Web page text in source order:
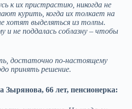
к их пристрастию, никогда не
курить, когда их толкает на
хотят выделяться из толпы.
и не поддалась соблазну – чтобы
достаточно по-настоящему
принять решение.
Зырянова, 66 лет, пенсионерка: